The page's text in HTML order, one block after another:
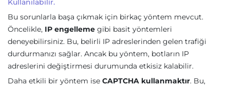
Kullanılabilir.
Bu sorunlarla başa çıkmak için birkaç yöntem mevcut.
Öncelikle, IP engelleme gibi basit yöntemleri
deneyebilirsiniz. Bu, belirli IP adreslerinden gelen trafiği
durdurmanızı sağlar. Ancak bu yöntem, botların IP
adreslerini değiştirmesi durumunda etkisiz kalabilir.
Daha etkili bir yöntem ise CAPTCHA kullanmaktır. Bu,